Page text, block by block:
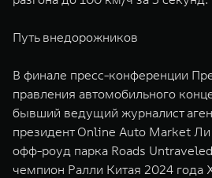
Путь внедорожников
В финале пресс-конференции
правления автомобильного
бывший ведущий журналист
президент Online Auto Market Ли
офф-роуд парка Roads
чемпион Ралли Китая 2024 года